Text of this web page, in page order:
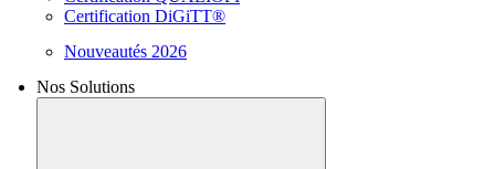
Certification DiGiTT®
Nouveautés 2026
Nos Solutions